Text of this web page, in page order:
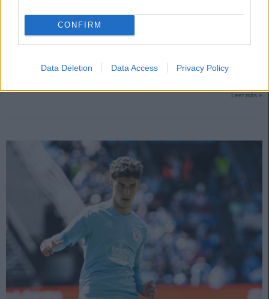
CONFIRM
Data Deletion Data Access Privacy Policy
Los sancionados de la jornada 22: ¿Quiénes suplirán a De Paul &
29. enero 2025 PorJesus Gallo|
Nueve jugadores se perderán la jornada 22 de LaLiga 24/25 al estar
sancionados, entre ellos De Paul y Alderete. ¿Quiénes les reemplazarán
Leer más »